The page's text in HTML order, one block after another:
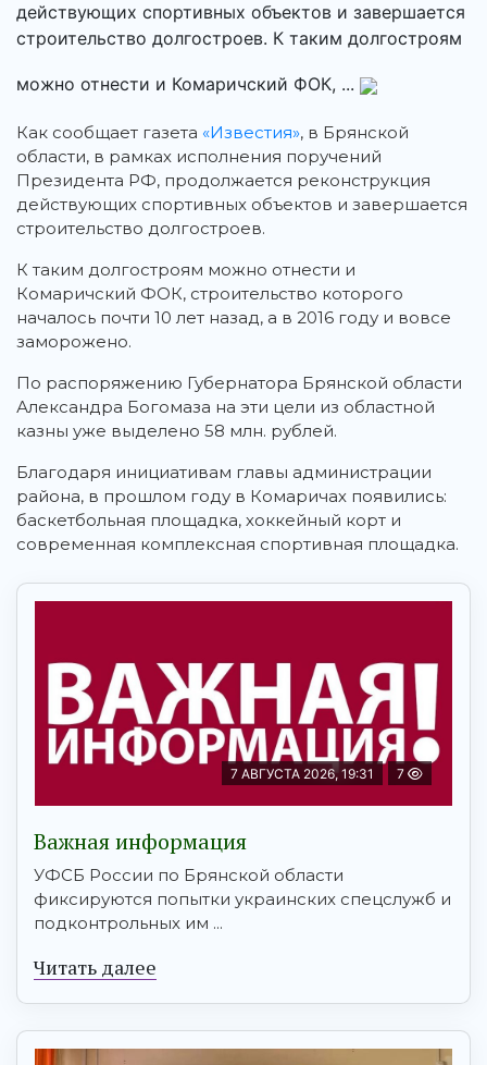
действующих спортивных объектов и завершается
строительство долгостроев. К таким долгостроям
можно отнести и Комаричский ФОК, ...
Как сообщает газета «Известия», в Брянской
области, в рамках исполнения поручений
Президента РФ, продолжается реконструкция
действующих спортивных объектов и завершается
строительство долгостроев.
К таким долгостроям можно отнести и
Комаричский ФОК, строительство которого
началось почти 10 лет назад, а в 2016 году и вовсе
заморожено.
По распоряжению Губернатора Брянской области
Александра Богомаза на эти цели из областной
казны уже выделено 58 млн. рублей.
Благодаря инициативам главы администрации
района, в прошлом году в Комаричах появились:
баскетбольная площадка, хоккейный корт и
современная комплексная спортивная площадка.
7 АВГУСТА 2026, 19:31 7
Важная информация
УФСБ России по Брянской области
фиксируются попытки украинских спецслужб и
подконтрольных им ...
Читать далее